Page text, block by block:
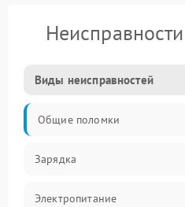
Виды неисправностей
Общие поломки
Зарядка
Электропитание